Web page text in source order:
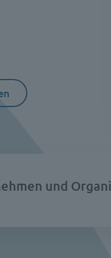
und